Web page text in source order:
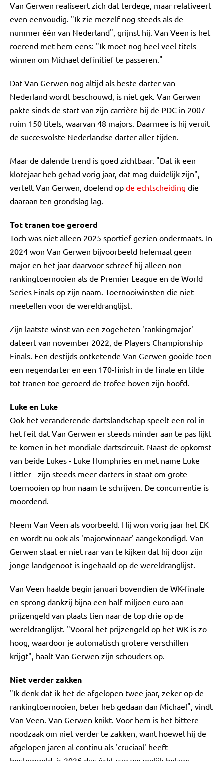
Van Gerwen realiseert zich dat terdege, maar relativeert
even eenvoudig. "Ik zie mezelf nog steeds als de
nummer één van Nederland", grijnst hij. Van Veen is het
roerend met hem eens: "Ik moet nog heel veel titels
winnen om Michael definitief te passeren."
Dat Van Gerwen nog altijd als beste darter van
Nederland wordt beschouwd, is niet gek. Van Gerwen
pakte sinds de start van zijn carrière bij de PDC in 2007
ruim 150 titels, waarvan 48 majors. Daarmee is hij veruit
de succesvolste Nederlandse darter aller tijden.
Maar de dalende trend is goed zichtbaar. "Dat ik een
klotejaar heb gehad vorig jaar, dat mag duidelijk zijn",
vertelt Van Gerwen, doelend op de echtscheiding die
daaraan ten grondslag lag.
Tot tranen toe geroerd
Toch was niet alleen 2025 sportief gezien ondermaats. In
2024 won Van Gerwen bijvoorbeeld helemaal geen
major en het jaar daarvoor schreef hij alleen non-
rankingtoernooien als de Premier League en de World
Series Finals op zijn naam. Toernooiwinsten die niet
meetellen voor de wereldranglijst.
Zijn laatste winst van een zogeheten 'rankingmajor'
dateert van november 2022, de Players Championship
Finals. Een destijds ontketende Van Gerwen gooide toen
een negendarter en een 170-finish in de finale en tilde
tot tranen toe geroerd de trofee boven zijn hoofd.
Luke en Luke
Ook het veranderende dartslandschap speelt een rol in
het feit dat Van Gerwen er steeds minder aan te pas lijkt
te komen in het mondiale dartscircuit. Naast de opkomst
van beide Lukes - Luke Humphries en met name Luke
Littler - zijn steeds meer darters in staat om grote
toernooien op hun naam te schrijven. De concurrentie is
moordend.
Neem Van Veen als voorbeeld. Hij won vorig jaar het EK
en wordt nu ook als 'majorwinnaar' aangekondigd. Van
Gerwen staat er niet raar van te kijken dat hij door zijn
jonge landgenoot is ingehaald op de wereldranglijst.
Van Veen haalde begin januari bovendien de WK-finale
en sprong dankzij bijna een half miljoen euro aan
prijzengeld van plaats tien naar de top drie op de
wereldranglijst. "Vooral het prijzengeld op het WK is zo
hoog, waardoor je automatisch grotere verschillen
krijgt", haalt Van Gerwen zijn schouders op.
Niet verder zakken
"Ik denk dat ik het de afgelopen twee jaar, zeker op de
rankingtoernooien, beter heb gedaan dan Michael", vindt
Van Veen. Van Gerwen knikt. Voor hem is het bittere
noodzaak om niet verder te zakken, want hoewel hij de
afgelopen jaren al continu als 'cruciaal' heeft